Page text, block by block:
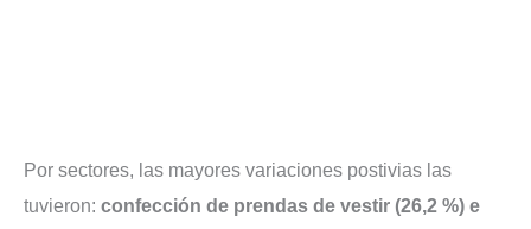
Por sectores, las mayores variaciones postivias las
tuvieron: confección de prendas de vestir (26,2 %) e